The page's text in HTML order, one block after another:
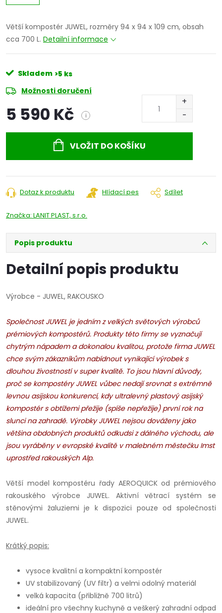
Větší kompostér JUWEL, rozměry 94 x 94 x 109 cm, obsah
cca 700 L. Detailní informace
Skladem >5 ks
Možnosti doručení
5 590 Kč i
VLOŽIT DO KOŠÍKU
Dotaz k produktu Hlídací pes Sdílet
Značka: LANIT PLAST, s.r.o.
Popis produktu
Detailní popis produktu
Výrobce - JUWEL, RAKOUSKO
Společnost JUWEL je jedním z velkých světových výrobců
prémiových kompostérů. Produkty této firmy se vyznačují
chytrým nápadem a dokonalou kvalitou, protože firma JUWEL
chce svým zákazníkům nabídnout vynikající výrobek s
dlouhou živostností v super kvalitě. To jsou hlavní důvody,
proč se kompostéry JUWEL vůbec nedají srovnat s extrémně
levnou asijskou konkurencí, kdy ultralevný plastový asijský
kompostér s obtížemi přežije (spíše nepřežije) první rok na
slunci na zahradě. Výrobky JUWEL nejsou dováženy jako
většina obdobných produktů odkudsi z dálného východu, ale
jsou vyráběny v evropské kvalitě v malebném městečku Imst
uprostřed rakouských Alp.
Větší model kompostéru řady AEROQUICK od prémiového
rakouského výrobce JUWEL. Aktivní větrací systém se
stěnovými žaluziemi je k dispozici pouze od společnosti
JUWEL.
Krátký popis:
vysoce kvalitní a kompaktní kompostér
UV stabilizovaný (UV filtr) a velmi odolný materiál
velká kapacita (přibližně 700 litrů)
ideální pro všechny kuchyně a veškerý zahradní odpad